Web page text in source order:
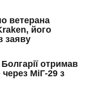
ветерана
його
заяву
отримав
МіГ-29 з